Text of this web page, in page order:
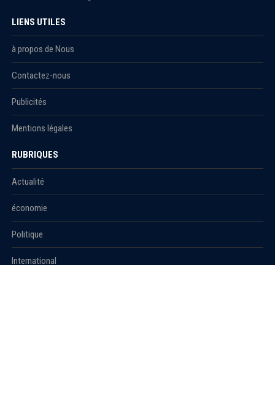
LIENS UTILES
à propos de Nous
Contactez-nous
Publicités
Mentions légales
RUBRIQUES
Actualité
économie
Politique
International